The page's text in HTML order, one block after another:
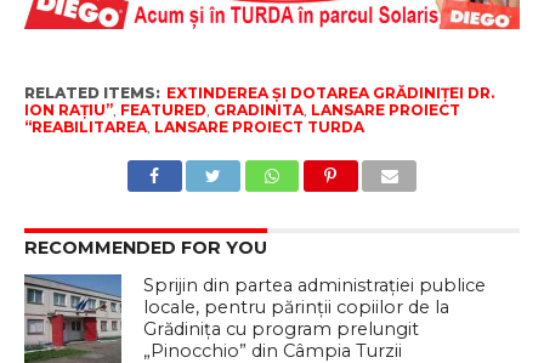
RELATED ITEMS: EXTINDEREA ŞI DOTAREA GRĂDINIŢEI DR.
ION RAŢIU”, FEATURED GRADINITA, LANSARE PROIECT
“REABILITAREA, LANSARE PROIECT TURDA
RECOMMENDED FOR YOU
Sprijin din partea administrației publice
locale, pentru părinții copiilor de la
Grădinița cu program prelungit
„Pinocchio” din Câmpia Turzii